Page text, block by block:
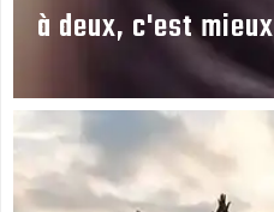
à deux, c'est mieux